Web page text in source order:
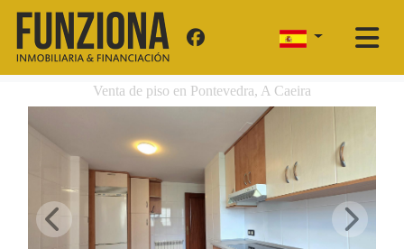
Venta de piso en Pontevedra, A Caeira